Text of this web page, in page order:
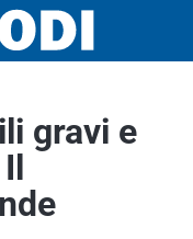
gravi e